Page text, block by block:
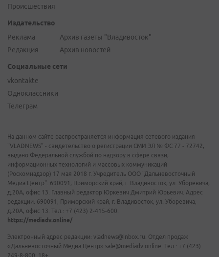
Происшествия
Издательство
Реклама
Редакция
Архив газеты "Владивосток"
Архив новостей
Социальные сети
vkontakte
Одноклассники
Телеграм
На данном сайте распространяется информация сетевого издания
"VLADNEWS" - свидетельство о регистрации СМИ ЭЛ № ФС 77 - 72742,
выдано Федеральной службой по надзору в сфере связи,
информационных технологий и массовых коммуникаций
(Роскомнадзор) 17 мая 2018 г. Учредитель ООО "Дальневосточный
Медиа Центр". 690091, Приморский край, г. Владивосток, ул. Уборевича,
д.20А, офис 13. Главный редактор Юркевич Дмитрий Юрьевич. Адрес
редакции: 690091, Приморский край, г. Владивосток, ул. Уборевича,
д.20А, офис 13. Тел.: +7 (423) 2-415-600.
https://mediadv.online/
Электронный адрес редакции: vladnews@inbox.ru. Отдел продаж
«Дальневосточный Медиа Центр» sale@mediadv.online. Тел.: +7 (423)
249-8-800. 18+